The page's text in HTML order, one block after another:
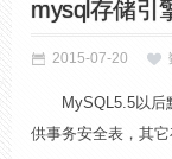
mysql存储引
2015-07-20
MySQL5.5以后
供事务安全表，其